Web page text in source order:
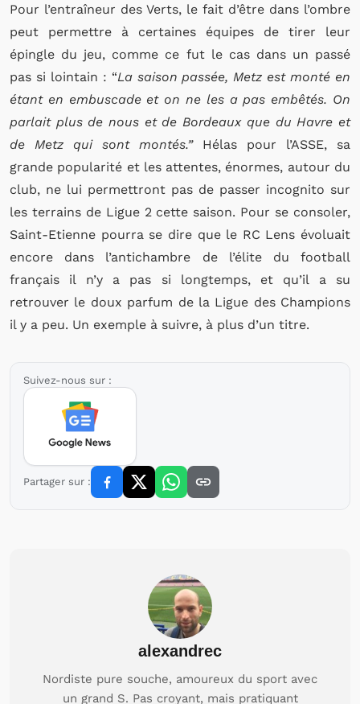
Pour l’entraîneur des Verts, le fait d’être dans l’ombre
peut permettre à certaines équipes de tirer leur
épingle du jeu, comme ce fut le cas dans un passé
pas si lointain : “La saison passée, Metz est monté en
étant en embuscade et on ne les a pas embêtés. On
parlait plus de nous et de Bordeaux que du Havre et
de Metz qui sont montés.” Hélas pour l’ASSE, sa
grande popularité et les attentes, énormes, autour du
club, ne lui permettront pas de passer incognito sur
les terrains de Ligue 2 cette saison. Pour se consoler,
Saint-Etienne pourra se dire que le RC Lens évoluait
encore dans l’antichambre de l’élite du football
français il n’y a pas si longtemps, et qu’il a su
retrouver le doux parfum de la Ligue des Champions
il y a peu. Un exemple à suivre, à plus d’un titre.
Suivez-nous sur :
Partager sur :
alexandrec
Nordiste pure souche, amoureux du sport avec
un grand S. Pas croyant, mais pratiquant